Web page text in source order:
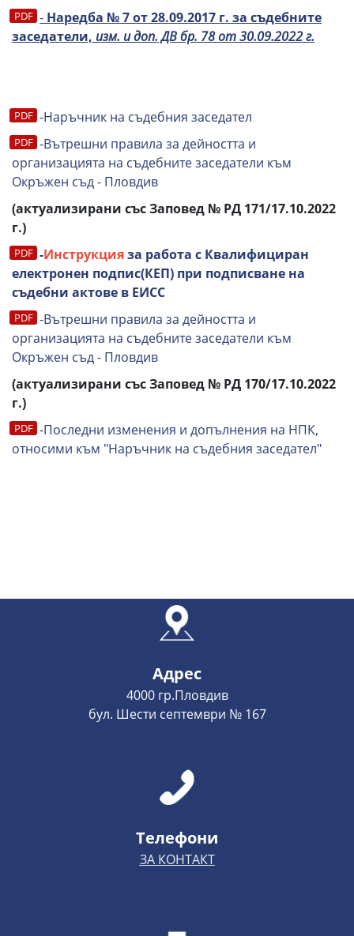
- Наредба № 7 от 28.09.2017 г. за съдебните
заседатели, изм. и доп. ДВ бр. 78 от 30.09.2022 г.
-Наръчник на съдебния заседател
-Вътрешни правила за дейността и
организацията на съдебните заседатели към
Окръжен съд - Пловдив
(актуализирани със Заповед № РД 171/17.10.2022
г.)
-Инструкцияза работа с Квалифициран
електронен подпис(КЕП) при подписване на
съдебни актове в ЕИСС
-Вътрешни правила за дейността и
организацията на съдебните заседатели към
Окръжен съд - Пловдив
(актуализирани със Заповед № РД 170/17.10.2022
г.)
-Последни изменения и допълнения на НПК,
относими към "Наръчник на съдебния заседател"
Адрес
4000 гр.Пловдив
бул. Шести септември № 167
Телефони
ЗА КОНТАКТ